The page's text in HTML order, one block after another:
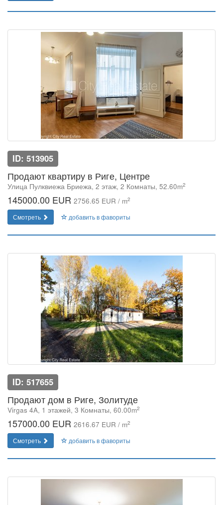
ID: 513905
Продают квартиру в Риге, Центре
Улица Пулквиежа Бриежа, 2 этаж, 2 Комнаты, 52.60m2
145000.00 EUR 2756.65 EUR / m2
Смотреть добавить в фавориты
ID: 517655
Продают дом в Риге, Золитуде
Virgas 4A, 1 этажей, 3 Комнаты, 60.00m2
157000.00 EUR 2616.67 EUR / m2
Смотреть добавить в фавориты